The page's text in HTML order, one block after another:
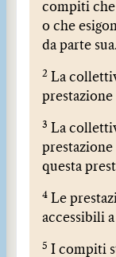
compiti che
o che
da parte sua.
2
La
prestazione
3
La
questa
4
Le
accessibili
5 I compiti